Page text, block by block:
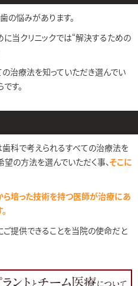
悩みがあります。
当クリニックでは“解決するための
治療法を知っていただき選んでい
す。
科で考えられるすべての治療法を
望の方法を選んでいただく事、そこに
ら培った技術を持つ医師が治療にあ
提供できることを当院の使命だと